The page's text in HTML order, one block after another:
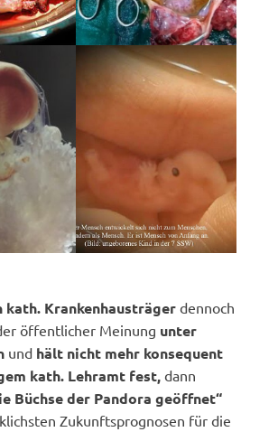
kath. Krankenhausträger dennoch
öffentlicher Meinung unter
und hält nicht mehr konsequent
kath. Lehramt fest, dann
Büchse der Pandora geöffnet“
Zukunftsprognosen für die